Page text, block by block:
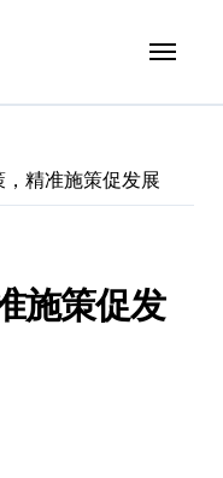
精准施策促发展
施策促发